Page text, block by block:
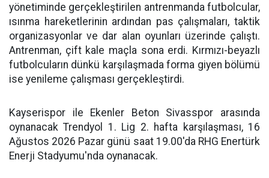
yönetiminde gerçekleştirilen antrenmanda futbolcular,
ısınma hareketlerinin ardından pas çalışmaları, taktik
organizasyonlar ve dar alan oyunları üzerinde çalıştı.
Antrenman, çift kale maçla sona erdi. Kırmızı-beyazlı
futbolcuların dünkü karşılaşmada forma giyen bölümü
ise yenileme çalışması gerçekleştirdi.
Kayserispor ile Ekenler Beton Sivasspor arasında
oynanacak Trendyol 1. Lig 2. hafta karşılaşması, 16
Ağustos 2026 Pazar günü saat 19.00'da RHG Enertürk
Enerji Stadyumu'nda oynanacak.